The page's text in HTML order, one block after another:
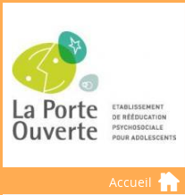
Accueil